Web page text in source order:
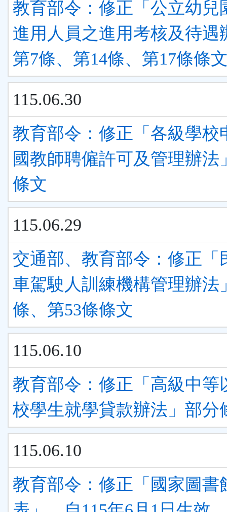
教育部令：修正「公立幼兒
進用人員之進用考核及待遇
第7條、第14條、第17條條
115.06.30
教育部令：修正「各級學校
國教師聘僱許可及管理辦法
條文
115.06.29
交通部、教育部令：修正「
車駕駛人訓練機構管理辦法
條、第53條條文
115.06.10
教育部令：修正「高級中等
校學生就學貸款辦法」部分
115.06.10
教育部令：修正「國家圖書